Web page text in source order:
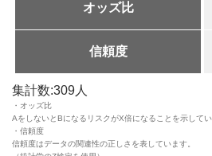
オッズ比
信頼度
集計数:309人
・オッズ比
AをしないとBになるリスクがX倍になることを示してい
・信頼度
信頼度はデータの関連性の正しさを表しています。